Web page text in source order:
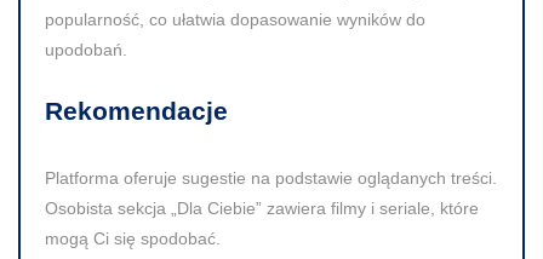
popularność, co ułatwia dopasowanie wyników do
upodobań.
Rekomendacje
Platforma oferuje sugestie na podstawie oglądanych treści.
Osobista sekcja „Dla Ciebie” zawiera filmy i seriale, które
mogą Ci się spodobać.